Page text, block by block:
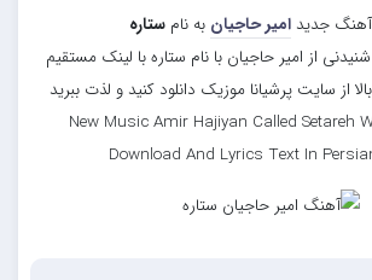
آهنگ جدیدامیر حاجیان به نامستاره
از امیر حاجیان با نام ستاره با لینک مستقیم
از سایت پرشیانا موزیک دانلود کنید و لذت ببرید
New Music Amir Hajiyan Called Setareh
Download And Lyrics Text In